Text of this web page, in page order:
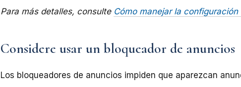
Para más detalles, consulte Cómo manejar la
Considere usar un bloqueador de anuncios
Los bloqueadores de anuncios impiden que aparezcan